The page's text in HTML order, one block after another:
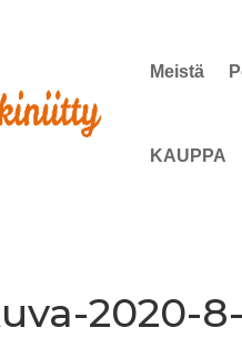
Meistä
KAUPPA
2020-8-